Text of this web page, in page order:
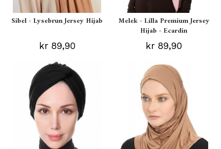
Sibel - Lysebrun Jersey Hijab
kr 89,90
Melek - Lilla Premium Jersey
Hijab - Ecardin
kr 89,90